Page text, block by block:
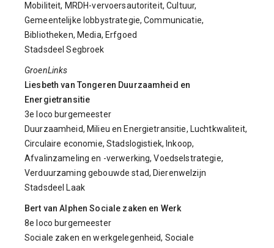
Mobiliteit, MRDH-vervoersautoriteit, Cultuur,
Gemeentelijke lobbystrategie, Communicatie,
Bibliotheken, Media, Erfgoed
Stadsdeel Segbroek
GroenLinks
Liesbeth van Tongeren Duurzaamheid en
Energietransitie
3e loco burgemeester
Duurzaamheid, Milieu en Energietransitie, Luchtkwaliteit,
Circulaire economie, Stadslogistiek, Inkoop,
Afvalinzameling en -verwerking, Voedselstrategie,
Verduurzaming gebouwde stad, Dierenwelzijn
Stadsdeel Laak
Bert van Alphen Sociale zaken en Werk
8e loco burgemeester
Sociale zaken en werkgelegenheid, Sociale